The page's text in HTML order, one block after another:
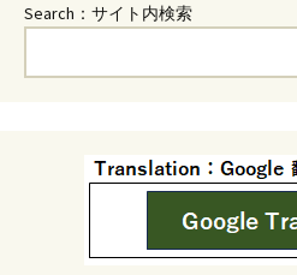
Search：サイト内検索